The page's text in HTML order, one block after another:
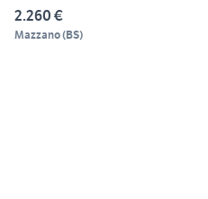
2.260 €
Mazzano(BS)